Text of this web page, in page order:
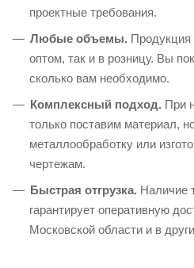
проектные требования.
Любые объемы. Продукция
оптом, так и в розницу. Вы
сколько вам необходимо.
Комплексный подход. При
только поставим материал,
металлообработку или
чертежам.
Быстрая отгрузка. Наличие
гарантирует оперативную
Московской области и в